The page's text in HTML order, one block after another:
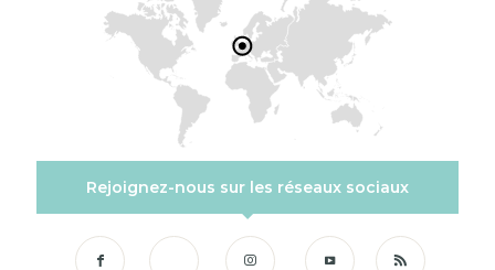
Rejoignez-nous sur les réseaux sociaux